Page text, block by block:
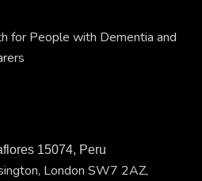
for People with Dementia and
15074, Peru
London SW7 2AZ,